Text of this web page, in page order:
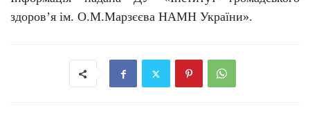
здоров’я ім. О.М.Марзєєва НАМН України».